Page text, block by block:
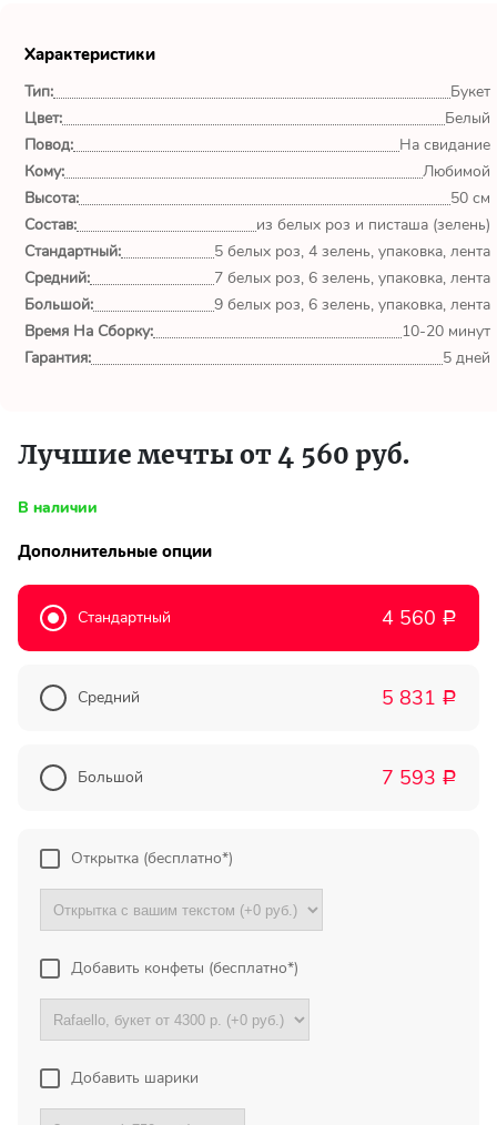
Тымовское,
world.ru, очень рада что
выбрала Вас. Букет
изумительный!
Ульяна
Тымовское,
вовремя. Не подвели. Цветы
свежие. Спасибо.
Тымовское,
Прекрасный букет отличная
Огромное спасибо за
компетентную помощь в
выборе букета. Спасибо
большое. Доставка пришла
вовремя. Остаюсь Вашим
клиентом!
Тамара
Гидроторф,
область
Характеристики
Тип:
Букет
Цвет:
Белый
Повод:
На свидание
Кому:
Любимой
Высота:
50 см
Состав:
из белых роз и писташа (зелень)
Стандартный:
5 белых роз, 4 зелень, упаковка, лента
Средний:
7 белых роз, 6 зелень, упаковка, лента
Большой:
9 белых роз, 6 зелень, упаковка, лента
Время На Сборку:
10-20 минут
Гарантия:
5 дней
Лучшие мечты от 4 560 руб.
В наличии
Дополнительные опции
Стандартный 4 560 Р
Средний 5 831 Р
Большой 7 593 Р
Открытка (бесплатно*)
Добавить конфеты (бесплатно*)
Добавить шарики